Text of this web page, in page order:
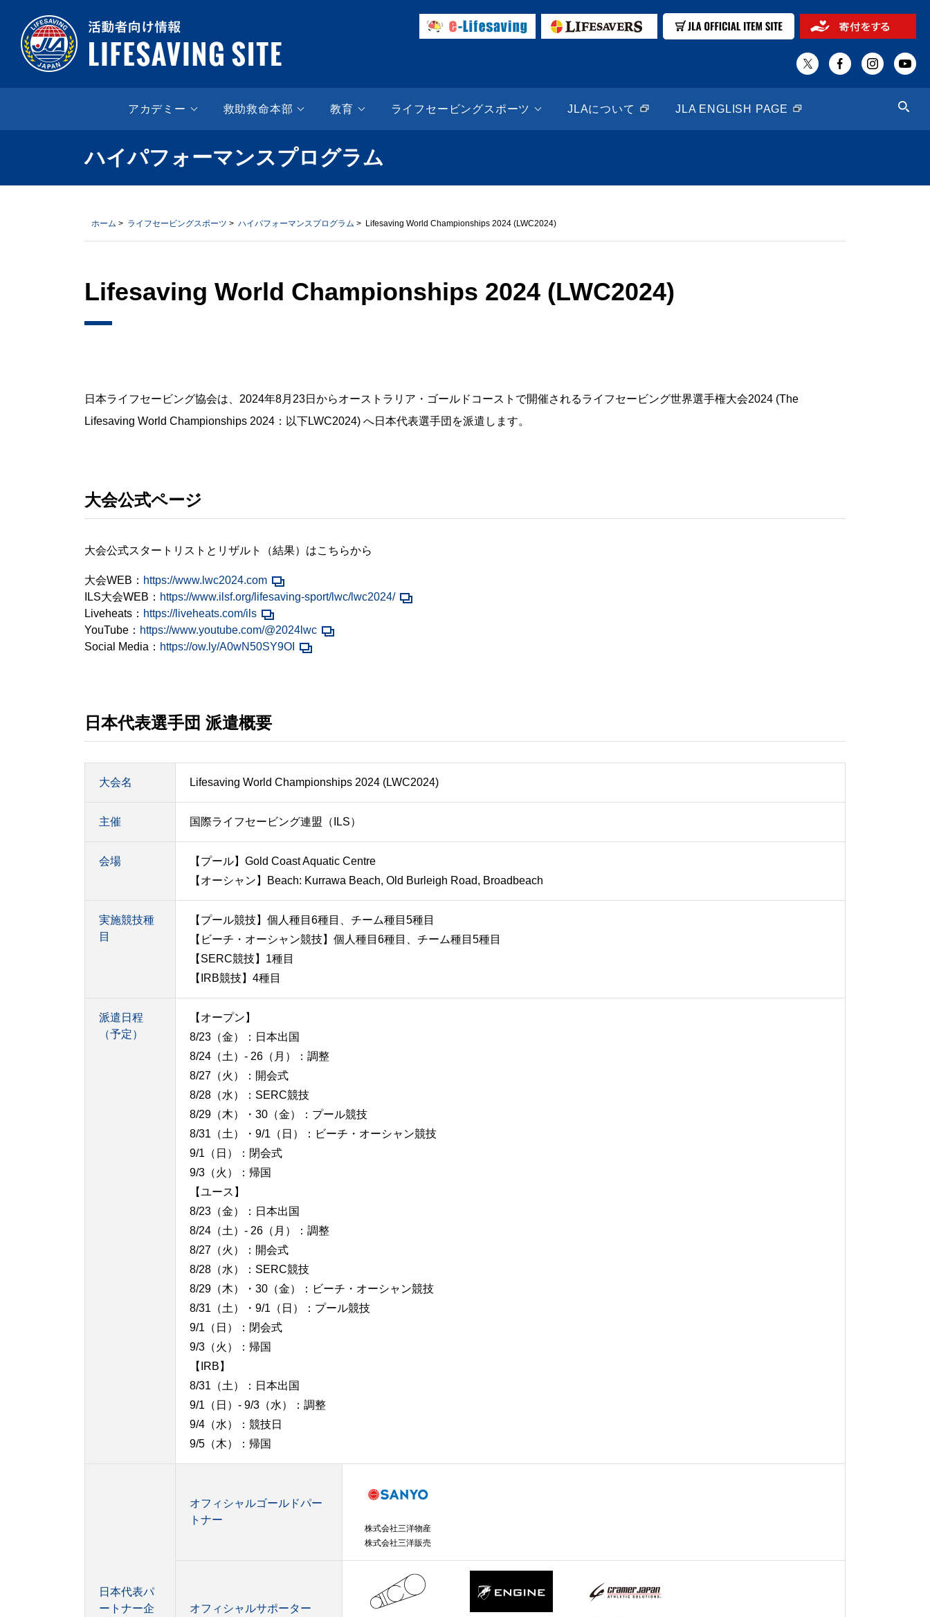
LIFESAVING SITE | 日本ライフセービング協会（JLA）
アカデミー 救助救命本部 教育 ライフセービングスポーツ JLAについて JLA ENGLISH PAGE
ハイパフォーマンスプログラム
ホーム > ライフセービングスポーツ > ハイパフォーマンスプログラム > Lifesaving World Championships 2024 (LWC2024)
Lifesaving World Championships 2024 (LWC2024)
日本ライフセービング協会は、2024年8月23日からオーストラリア・ゴールドコーストで開催されるライフセービング世界選手権大会2024 (The
Lifesaving World Championships 2024：以下LWC2024) へ日本代表選手団を派遣します。
大会公式ページ
大会公式スタートリストとリザルト（結果）はこちらから
大会WEB： https://www.lwc2024.com
ILS大会WEB： https://www.ilsf.org/lifesaving-sport/lwc/lwc2024/
Liveheats： https://liveheats.com/ils
YouTube： https://www.youtube.com/@2024lwc
Social Media： https://ow.ly/A0wN50SY9OI
日本代表選手団 派遣概要
大会名 Lifesaving World Championships 2024 (LWC2024)
主催 国際ライフセービング連盟（ILS）
会場
【プール】Gold Coast Aquatic Centre
【オーシャン】Beach: Kurrawa Beach, Old Burleigh Road, Broadbeach
実施競技種
目
【プール競技】個人種目6種目、チーム種目5種目
【ビーチ・オーシャン競技】個人種目6種目、チーム種目5種目
【SERC競技】1種目
【IRB競技】4種目
派遣日程
（予定）
【オープン】
8/23（金）：日本出国
8/24（土）- 26（月）：調整
8/27（火）：開会式
8/28（水）：SERC競技
8/29（木）・30（金）：プール競技
8/31（土）・9/1（日）：ビーチ・オーシャン競技
9/1（日）：閉会式
9/3（火）：帰国
【ユース】
8/23（金）：日本出国
8/24（土）- 26（月）：調整
8/27（火）：開会式
8/28（水）：SERC競技
8/29（木）・30（金）：ビーチ・オーシャン競技
8/31（土）・9/1（日）：プール競技
9/1（日）：閉会式
9/3（火）：帰国
【IRB】
8/31（土）：日本出国
9/1（日）- 9/3（水）：調整
9/4（水）：競技日
9/5（木）：帰国
日本代表パ
ートナー企
オフィシャルゴールドパー
トナー
株式会社三洋物産
株式会社三洋販売
オフィシャルサポーター